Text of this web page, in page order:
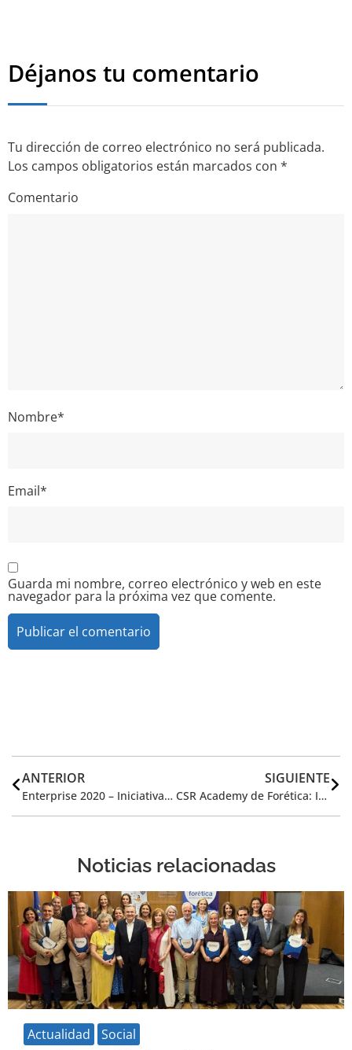
Déjanos tu comentario
Tu dirección de correo electrónico no será publicada.
Los campos obligatorios están marcados con *
Comentario
Nombre*
Email*
Guarda mi nombre, correo electrónico y web en este
navegador para la próxima vez que comente.
ANTERIOR
Enterprise 2020 – Iniciativas colaborativas de fomento del empleo seleccionadas por Forética
SIGUIENTE
CSR Academy de Forética: Inscripciones abiertas para cursos del 29 de mayo al 2 de junio
Noticias relacionadas
Actualidad Social